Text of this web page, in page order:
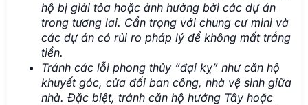
hộ bị giải tỏa hoặc ảnh hưởng bởi các dự án
trong tương lai. Cẩn trọng với chung cư mini và
các dự án có rủi ro pháp lý để không mất trắng
tiền.
Tránh các lỗi phong thủy “đại kỵ” như căn hộ
khuyết góc, cửa đối ban công, nhà vệ sinh giữa
nhà. Đặc biệt, tránh căn hộ hướng Tây hoặc